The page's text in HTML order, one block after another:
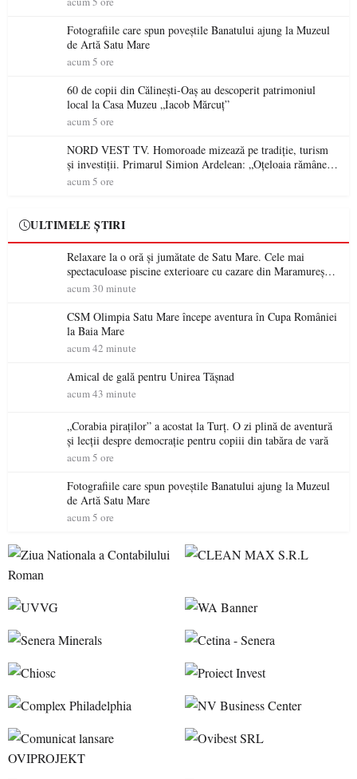
Fotografiile care spun poveștile Banatului ajung la Muzeul
de Artă Satu Mare
acum 5 ore
60 de copii din Călinești-Oaș au descoperit patrimoniul
local la Casa Muzeu „Iacob Mărcuț”
acum 5 ore
NORD VEST TV. Homoroade mizează pe tradiție, turism
și investiții. Primarul Simion Ardelean: „Oțeloaia rămâne
un brand al Codrului”
acum 5 ore
ULTIMELE ȘTIRI
Relaxare la o oră și jumătate de Satu Mare. Cele mai
spectaculoase piscine exterioare cu cazare din Maramureș,
ideale pentru o escapadă de vară
acum 30 minute
CSM Olimpia Satu Mare începe aventura în Cupa României
la Baia Mare
acum 42 minute
Amical de gală pentru Unirea Tășnad
acum 43 minute
„Corabia piraților” a acostat la Turț. O zi plină de aventură
și lecții despre democrație pentru copiii din tabăra de vară
acum 5 ore
Fotografiile care spun poveștile Banatului ajung la Muzeul
de Artă Satu Mare
acum 5 ore